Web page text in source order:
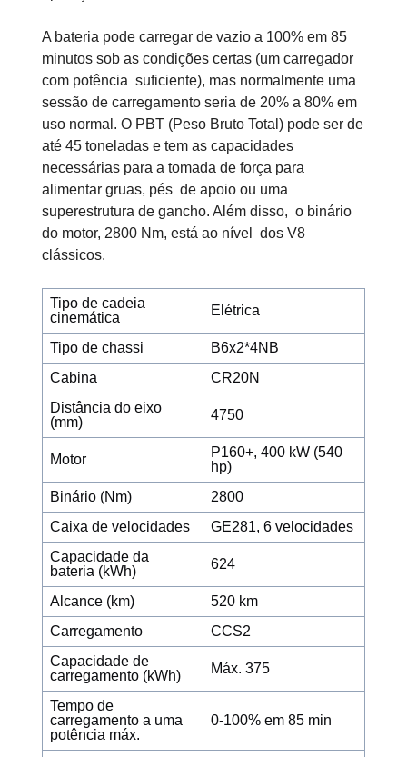
A bateria pode carregar de vazio a 100% em 85
minutos sob as condições certas (um carregador
com potência suficiente), mas normalmente uma
sessão de carregamento seria de 20% a 80% em
uso normal. O PBT (Peso Bruto Total) pode ser de
até 45 toneladas e tem as capacidades
necessárias para a tomada de força para
alimentar gruas, pés de apoio ou uma
superestrutura de gancho. Além disso, o binário
do motor, 2800 Nm, está ao nível dos V8
clássicos.
Tipo de cadeia
cinemática
Elétrica
Tipo de chassi
B6x2*4NB
Cabina
CR20N
Distância do eixo
(mm)
4750
Motor
P160+, 400 kW (540
hp)
Binário (Nm)
2800
Caixa de velocidades
GE281, 6 velocidades
Capacidade da
bateria (kWh)
624
Alcance (km)
520 km
Carregamento
CCS2
Capacidade de
carregamento (kWh)
Máx. 375
Tempo de
carregamento a uma
potência máx.
0-100% em 85 min